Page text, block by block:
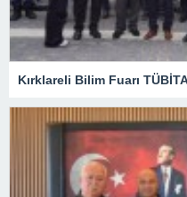
Kırklareli Bilim Fuarı